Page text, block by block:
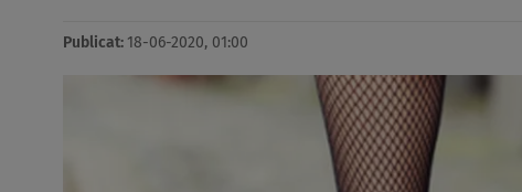
Publicat: 18-06-2020, 01:00